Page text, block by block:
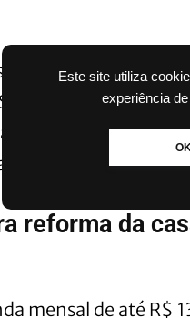
Este site utiliza
experiência
OK
programa Reforma
mil em crédito
o limite de
no
reforma da
mensal de até R$